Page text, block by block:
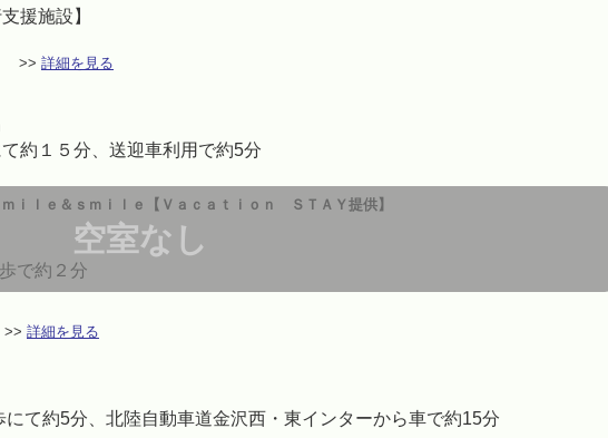
施設】
詳細を見る
約１５分、送迎車利用で約5分
空室なし
ｉｌｅ＆ｓｍｉｌｅ【Ｖａｃａｔｉｏｎ ＳＴＡＹ提供】
で約２分
詳細を見る
て約5分、北陸自動車道金沢西・東インターから車で約15分